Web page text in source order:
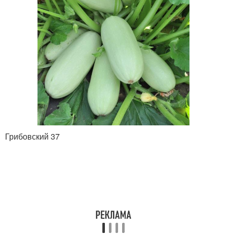
Грибовский 37